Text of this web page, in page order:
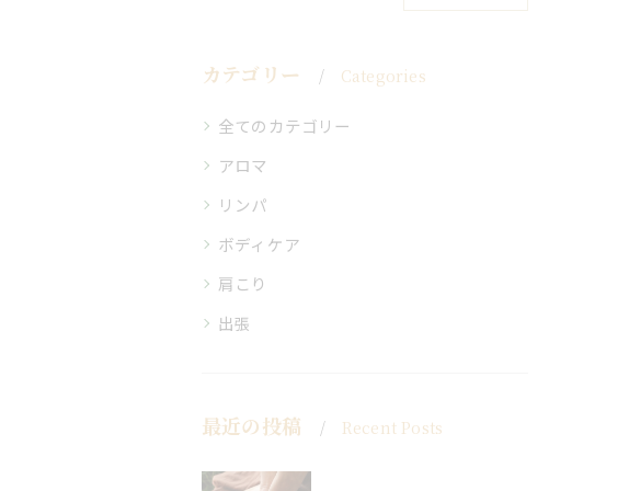
カテゴリー Categories
全てのカテゴリー
アロマ
リンパ
ボディケア
肩こり
出張
最近の投稿 Recent Posts